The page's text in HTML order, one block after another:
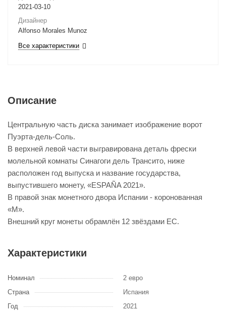
2021-03-10
Дизайнер
Alfonso Morales Munoz
Все характеристики
Описание
Центральную часть диска занимает изображение ворот
Пуэрта-дель-Соль.
В верхней левой части выгравирована деталь фрески
молельной комнаты Синагоги дель Трансито, ниже
расположен год выпуска и название государства,
выпустившего монету, «ESPAÑA 2021».
В правой знак монетного двора Испании - коронованная
«M».
Внешний круг монеты обрамлён 12 звёздами ЕС.
Характеристики
Номинал
2 евро
Страна
Испания
Год
2021